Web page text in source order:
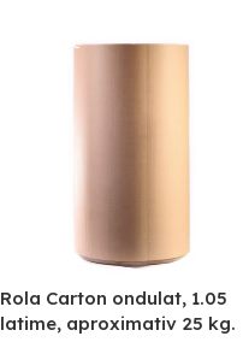
FARA STOC
Rola Carton ondulat, 1.05
latime, aproximativ 25 kg.